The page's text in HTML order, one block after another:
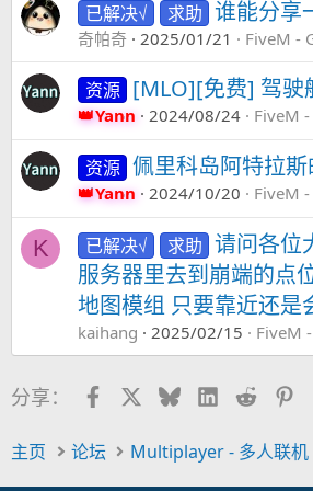
已解决√ 求助 谁能分享
奇帕奇 2025/01/21 FiveM -
资源 [MLO][免费] 驾驶
Yann 2024/08/24 FiveM
资源 佩里科岛阿特拉
Yann 2024/10/20 FiveM
K 已解决√ 求助 请问各位
服务器里去到崩端的点
地图模组 只要靠近还是
kaihang 2025/02/15 FiveM
分享： FacebookBlueskyLinkedIn
Reddit
主页 论坛 Multiplayer - 多人联机